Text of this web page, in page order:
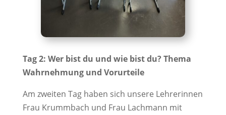
Tag 2: Wer bist du und wie bist du? Thema
Wahrnehmung und Vorurteile
Am zweiten Tag haben sich unsere Lehrerinnen
Frau Krummbach und Frau Lachmann mit